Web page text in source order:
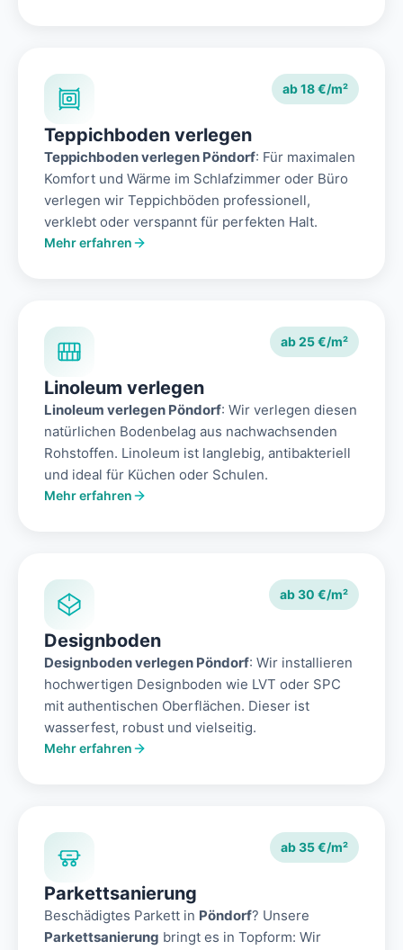
ab 18 €/m²
Teppichboden verlegen
Teppichboden verlegen Pöndorf: Für maximalen
Komfort und Wärme im Schlafzimmer oder Büro
verlegen wir Teppichböden professionell,
verklebt oder verspannt für perfekten Halt.
Mehr erfahren
ab 25 €/m²
Linoleum verlegen
Linoleum verlegen Pöndorf: Wir verlegen diesen
natürlichen Bodenbelag aus nachwachsenden
Rohstoffen. Linoleum ist langlebig, antibakteriell
und ideal für Küchen oder Schulen.
Mehr erfahren
ab 30 €/m²
Designboden
Designboden verlegen Pöndorf: Wir installieren
hochwertigen Designboden wie LVT oder SPC
mit authentischen Oberflächen. Dieser ist
wasserfest, robust und vielseitig.
Mehr erfahren
ab 35 €/m²
Parkettsanierung
Beschädigtes Parkett in Pöndorf? Unsere
Parkettsanierung bringt es in Topform: Wir